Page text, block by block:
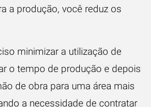
a produção, você reduz os
minimizar a utilização de
o tempo de produção e depois
de obra para uma área mais
a necessidade de contratar